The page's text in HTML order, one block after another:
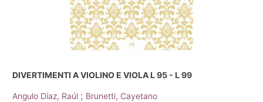
DIVERTIMENTI A VIOLINO E VIOLA L 95 - L 99
Angulo Díaz, Raúl ; Brunetti, Cayetano